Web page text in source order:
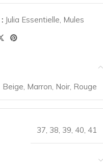
Julia Essentielle, Mules
Beige, Marron, Noir, Rouge
37, 38, 39, 40, 41